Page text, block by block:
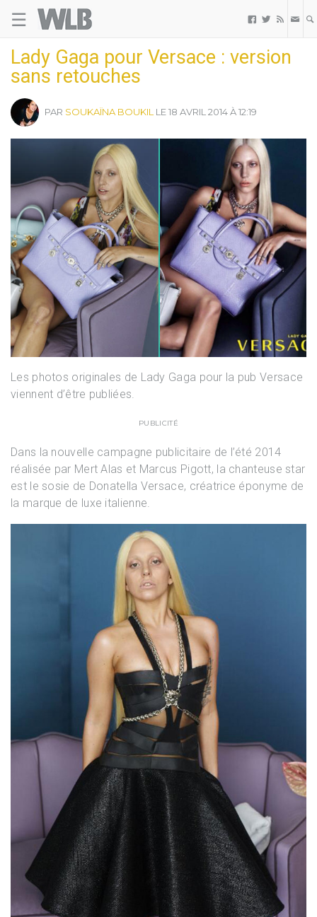
☰   
Lady Gaga pour Versace : version
sans retouches
PAR SOUKAÏNA BOUKIL LE 18 AVRIL 2014 À 12:19
Les photos originales de Lady Gaga pour la pub Versace
viennent d’être publiées.
PUBLICITÉ
Dans la nouvelle campagne publicitaire de l’été 2014
réalisée par Mert Alas et Marcus Pigott, la chanteuse star
est le sosie de Donatella Versace, créatrice éponyme de
la marque de luxe italienne.